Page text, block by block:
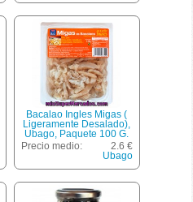
Bacalao Ingles Migas (
Ligeramente Desalado),
Ubago, Paquete 100 G.
Precio medio:
2.6 €
Ubago